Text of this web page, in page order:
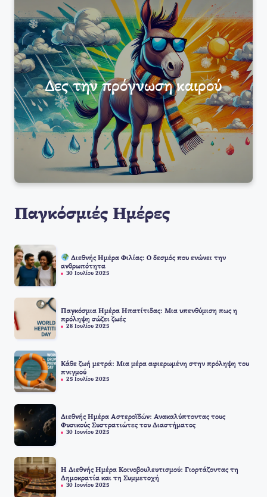
Δες την πρόγνωση καιρού
Παγκόσμιές Ημέρες
Διεθνής Ημέρα Φιλίας: Ο δεσμός που ενώνει την
ανθρωπότητα
30 Ιουλίου 2025
Παγκόσμια Ημέρα Ηπατίτιδας: Μια υπενθύμιση πως η
πρόληψη σώζει ζωές
28 Ιουλίου 2025
Κάθε ζωή μετρά: Μια μέρα αφιερωμένη στην πρόληψη του
πνιγμού
25 Ιουλίου 2025
Διεθνής Ημέρα Αστεροϊδών: Ανακαλύπτοντας τους
Φυσικούς Συστρατιώτες του Διαστήματος
30 Ιουνίου 2025
Η Διεθνής Ημέρα Κοινοβουλευτισμού: Γιορτάζοντας τη
Δημοκρατία και τη Συμμετοχή
30 Ιουνίου 2025